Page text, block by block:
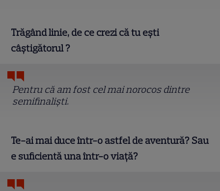
Trăgând linie, de ce crezi că tu ești
câștigătorul ?
Pentru că am fost cel mai norocos dintre
semifinaliști.
Te-ai mai duce într-o astfel de aventură? Sau
e suficientă una într-o viață?